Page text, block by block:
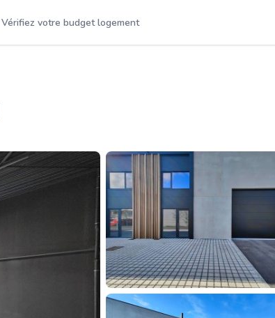
Vérifiez votre budget logement